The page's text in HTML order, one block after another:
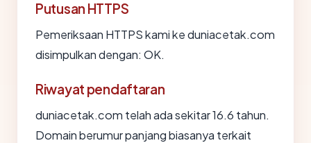
Putusan HTTPS
Pemeriksaan HTTPS kami ke duniacetak.com
disimpulkan dengan: OK.
Riwayat pendaftaran
duniacetak.com telah ada sekitar 16.6 tahun.
Domain berumur panjang biasanya terkait